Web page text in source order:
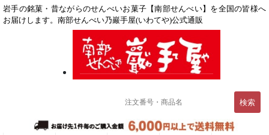
岩手の銘菓・昔ながらのせんべいお菓子【南部せんべい】を全国の皆様へ
お届けします。南部せんべい乃巖手屋(いわてや)公式通販